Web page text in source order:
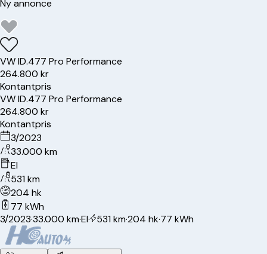
Ny annonce
VWID.477 Pro Performance
264.800 kr
Kontantpris
VWID.477 Pro Performance
264.800 kr
Kontantpris
3/2023
33.000 km
El
531 km
204 hk
77 kWh
3/2023·33.000 km·El· 531 km·204 hk·77 kWh